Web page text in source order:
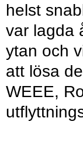
helst
var lagda
ytan och
att lösa
WEEE,